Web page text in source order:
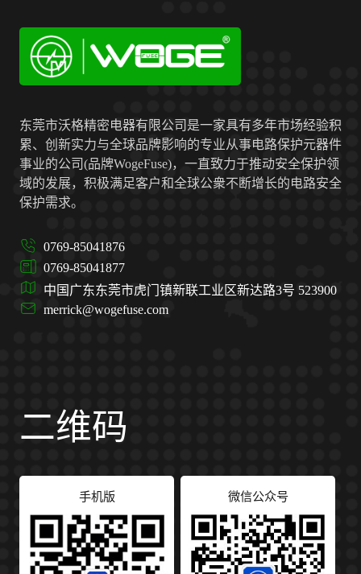
东莞市沃格精密电器有限公司是一家具有多年市场经验积
累、创新实力与全球品牌影响的专业从事电路保护元器件
事业的公司(品牌WogeFuse)，一直致力于推动安全保护领
域的发展，积极满足客户和全球公衆不断增长的电路安全
保护需求。
0769-85041876
0769-85041877
中国广东东莞市虎门镇新联工业区新达路3号 523900
merrick@wogefuse.com
二维码
手机版 微信公众号